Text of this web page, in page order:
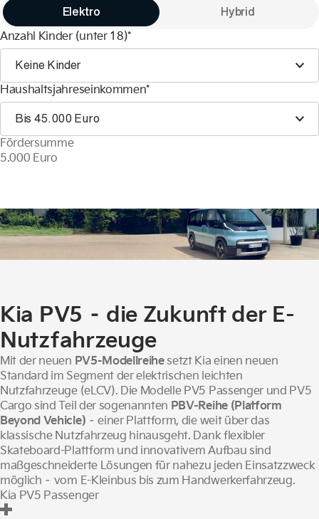
Elektro Hybrid
Anzahl Kinder (unter 18)*
Keine Kinder
Haushaltsjahreseinkommen*
Bis 45.000 Euro
Fördersumme
5.000 Euro
Kia Nutzfahrzeuge
Jetzt mehr erfahren
Kia PV5 – die Zukunft der E-
Nutzfahrzeuge
Mit der neuen PV5-Modellreihesetzt Kia einen neuen
Standard im Segment der elektrischen leichten
Nutzfahrzeuge (eLCV). Die Modelle PV5 Passenger und PV5
Cargo sind Teil der sogenannten PBV-Reihe (Platform
Beyond Vehicle) – einer Plattform, die weit über das
klassische Nutzfahrzeug hinausgeht. Dank flexibler
Skateboard-Plattform und innovativem Aufbau sind
maßgeschneiderte Lösungen für nahezu jeden Einsatzzweck
möglich – vom E-Kleinbus bis zum Handwerkerfahrzeug.
Kia PV5 Passenger